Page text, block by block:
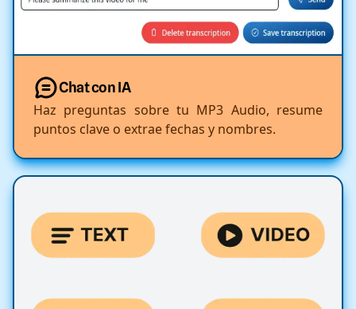
Chat con IA
Haz preguntas sobre tu MP3 Audio, resume
puntos clave o extrae fechas y nombres.